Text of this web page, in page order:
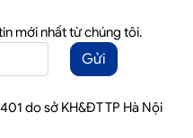
mới nhất từ chúng tôi.
Gửi
do sở KH&ĐT TP Hà Nội